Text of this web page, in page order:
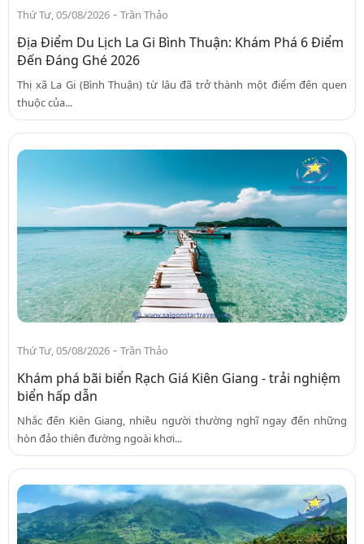
Thứ Tư, 05/08/2026 - Trần Thảo
Địa Điểm Du Lịch La Gi Bình Thuận: Khám Phá 6 Điểm
Đến Đáng Ghé 2026
Thị xã La Gi (Bình Thuận) từ lâu đã trở thành một điểm đến quen
thuộc của...
Thứ Tư, 05/08/2026 - Trần Thảo
Khám phá bãi biển Rạch Giá Kiên Giang - trải nghiệm
biển hấp dẫn
Nhắc đến Kiên Giang, nhiều người thường nghĩ ngay đến những
hòn đảo thiên đường ngoài khơi...